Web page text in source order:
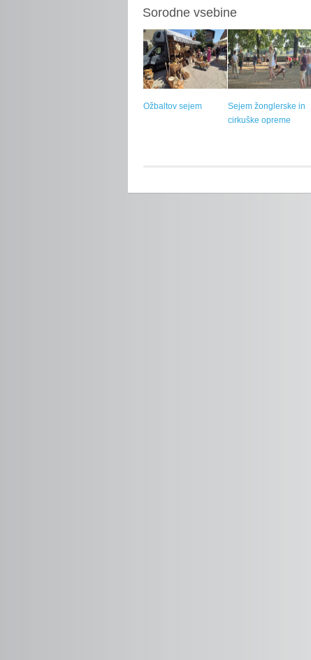
Sorodne vsebine
Ožbaltov sejem
Sejem žonglerske in
cirkuške opreme